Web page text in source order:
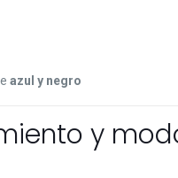
azul y negro
y